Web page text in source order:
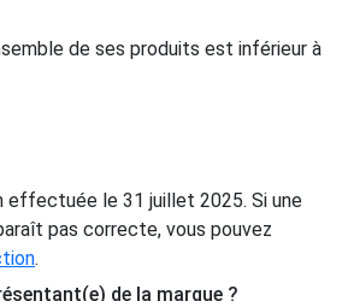
de ses produits est inférieur à
effectuée le 31 juillet 2025. Si une
pas correcte, vous pouvez
.
de la marque ?